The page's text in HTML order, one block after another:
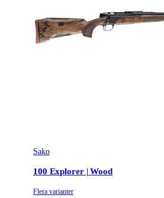
Sako
100 Explorer | Wood
Flera varianter